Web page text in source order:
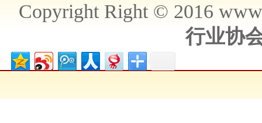
Copyright Right © 2016
行业协